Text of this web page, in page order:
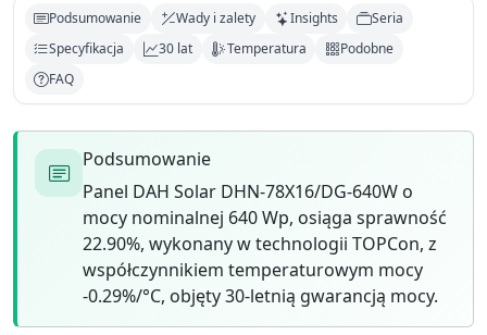
Podsumowanie Wady i zalety Insights
Seria
Specyfikacja
30 lat Temperatura
Podobne
FAQ
Podsumowanie
Panel DAH Solar DHN-78X16/DG-640W o
mocy nominalnej 640 Wp, osiąga sprawność
22.90%, wykonany w technologii TOPCon, z
współczynnikiem temperaturowym mocy
-0.29%/°C, objęty 30-letnią gwarancją mocy.